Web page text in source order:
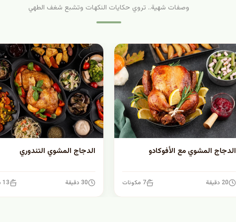
وصفات شهية.. تروي حكايات النكهات وتشبع شغف الطهي
الدجاج المشوي مع الأفوكادو
20 دقيقة 7 مكونات
الدجاج المشوي التندوري
30 دقيقة 13 مكونات